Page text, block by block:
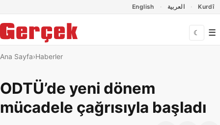
English العربية Kurdî
☾ ☰
Ana Sayfa Haberler
ODTÜ’de yeni dönem
mücadele çağrısıyla başladı